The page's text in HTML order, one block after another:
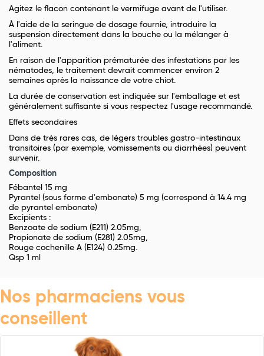
Agitez le flacon contenant le vermifuge avant de l'utiliser.
À l'aide de la seringue de dosage fournie, introduire la
suspension directement dans la bouche ou la mélanger à
l'aliment.
En raison de l'apparition prématurée des infestations par les
nématodes, le traitement devrait commencer environ 2
semaines après la naissance de votre chiot.
La durée de conservation est indiquée sur l'emballage et est
généralement suffisante si vous respectez l'usage recommandé.
Effets secondaires
Dans de très rares cas, de légers troubles gastro-intestinaux
transitoires (par exemple, vomissements ou diarrhées) peuvent
survenir.
Composition
Fébantel 15 mg
Pyrantel (sous forme d'embonate) 5 mg (correspond à 14.4 mg
de pyrantel embonate)
Excipients :
Benzoate de sodium (E211) 2.05mg,
Propionate de sodium (E281) 2.05mg,
Rouge cochenille A (E124) 0.25mg.
Qsp 1 ml
Nos pharmaciens vous
conseillent